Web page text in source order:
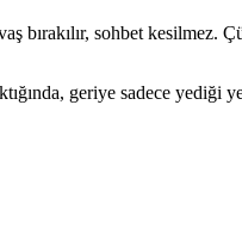
bırakılır, sohbet kesilmez.
geriye sadece yediği